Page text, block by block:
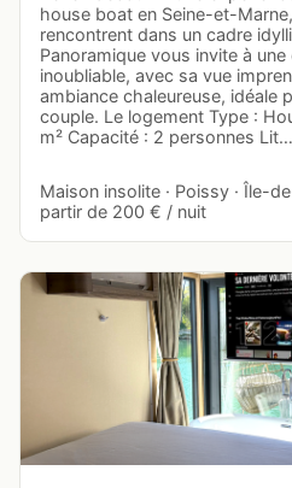
house boat en Seine-et-
rencontrent dans un cadre
Panoramique vous invite à
inoubliable, avec sa vue
ambiance chaleureuse, idéale
couple. Le logement Type :
m² Capacité : 2 personnes Lit…
Maison insolite · Poissy · Île-
partir de 200 € / nuit